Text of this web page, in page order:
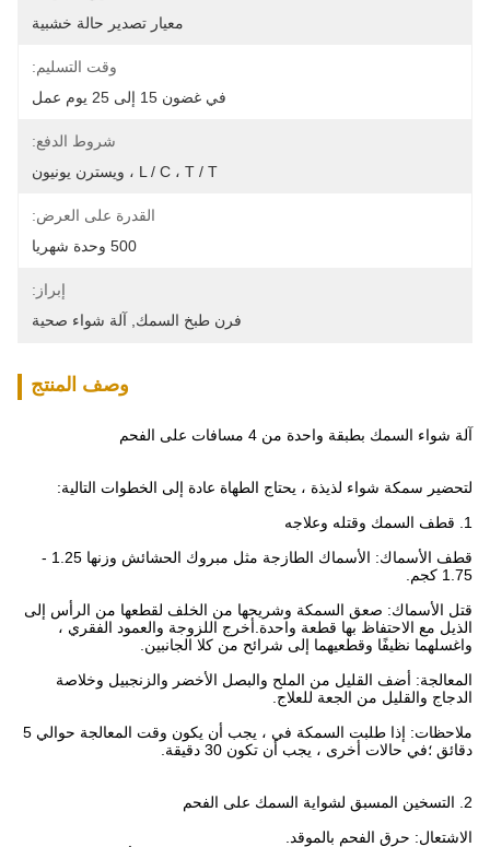
معيار تصدير حالة خشبية
وقت التسليم:
في غضون 15 إلى 25 يوم عمل
شروط الدفع:
L / C ، T / T ، ويسترن يونيون
القدرة على العرض:
500 وحدة شهريا
إبراز:
فرن طبخ السمك
آلة شواء صحية
وصف المنتج
آلة شواء السمك بطبقة واحدة من 4 مسافات على الفحم
لتحضير سمكة شواء لذيذة ، يحتاج الطهاة عادة إلى الخطوات التالية:
1. قطف السمك وقتله وعلاجه
قطف الأسماك: الأسماك الطازجة مثل مبروك الحشائش وزنها 1.25 -
1.75 كجم.
قتل الأسماك: صعق السمكة وشريحها من الخلف لقطعها من الرأس إلى
الذيل مع الاحتفاظ بها قطعة واحدة.أخرج اللزوجة والعمود الفقري ،
واغسلهما نظيفًا وقطعيهما إلى شرائح من كلا الجانبين.
المعالجة: أضف القليل من الملح والبصل الأخضر والزنجبيل وخلاصة
الدجاج والقليل من الجعة للعلاج.
ملاحظات: إذا طلبت السمكة في ، يجب أن يكون وقت المعالجة حوالي 5
دقائق ؛في حالات أخرى ، يجب أن تكون 30 دقيقة.
2. التسخين المسبق لشواية السمك على الفحم
الاشتعال: حرق الفحم بالموقد.